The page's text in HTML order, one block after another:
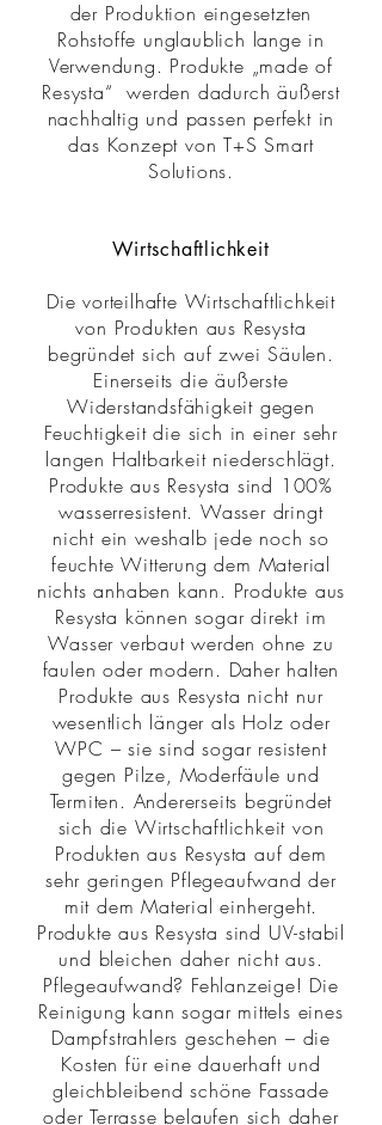
der Produktion eingesetzten
Rohstoffe unglaublich lange in
Verwendung. Produkte „made of
Resysta“ werden dadurch äußerst
nachhaltig und passen perfekt in
das Konzept von T+S Smart
Solutions.
Wirtschaftlichkeit
Die vorteilhafte Wirtschaftlichkeit
von Produkten aus Resysta
begründet sich auf zwei Säulen.
Einerseits die äußerste
Widerstandsfähigkeit gegen
Feuchtigkeit die sich in einer sehr
langen Haltbarkeit niederschlägt.
Produkte aus Resysta sind 100%
wasserresistent. Wasser dringt
nicht ein weshalb jede noch so
feuchte Witterung dem Material
nichts anhaben kann. Produkte aus
Resysta können sogar direkt im
Wasser verbaut werden ohne zu
faulen oder modern. Daher halten
Produkte aus Resysta nicht nur
wesentlich länger als Holz oder
WPC – sie sind sogar resistent
gegen Pilze, Moderfäule und
Termiten. Andererseits begründet
sich die Wirtschaftlichkeit von
Produkten aus Resysta auf dem
sehr geringen Pflegeaufwand der
mit dem Material einhergeht.
Produkte aus Resysta sind UV-stabil
und bleichen daher nicht aus.
Pflegeaufwand? Fehlanzeige! Die
Reinigung kann sogar mittels eines
Dampfstrahlers geschehen – die
Kosten für eine dauerhaft und
gleichbleibend schöne Fassade
oder Terrasse belaufen sich daher